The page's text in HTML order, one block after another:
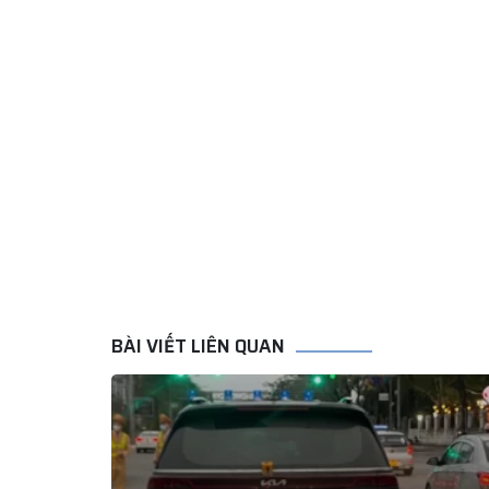
BÀI VIẾT LIÊN QUAN